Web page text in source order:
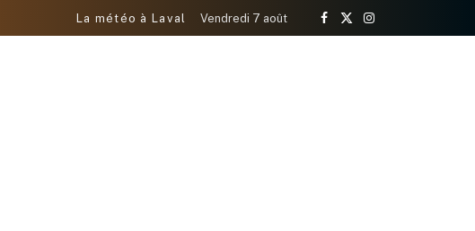
La météo à Laval Vendredi 7 août
Facebook
X
Instagram